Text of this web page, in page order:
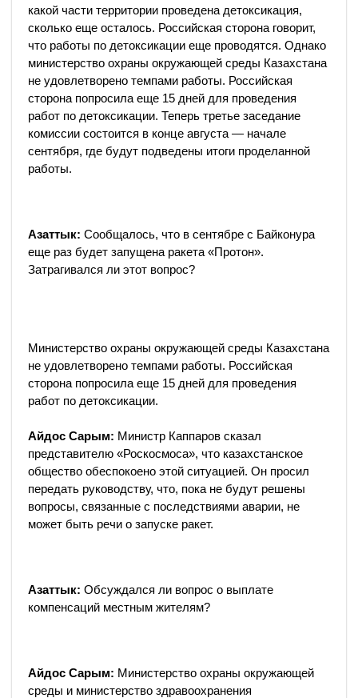
какой части территории проведена детоксикация,
сколько еще осталось. Российская сторона говорит,
что работы по детоксикации еще проводятся. Однако
министерство охраны окружающей среды Казахстана
не удовлетворено темпами работы. Российская
сторона попросила еще 15 дней для проведения
работ по детоксикации. Теперь третье заседание
комиссии состоится в конце августа — начале
сентября, где будут подведены итоги проделанной
работы.
Азаттык: Сообщалось, что в сентябре с Байконура
еще раз будет запущена ракета «Протон».
Затрагивался ли этот вопрос?
Министерство охраны окружающей среды Казахстана
не удовлетворено темпами работы. Российская
сторона попросила еще 15 дней для проведения
работ по детоксикации.
Айдос Сарым: Министр Каппаров сказал
представителю «Роскосмоса», что казахстанское
общество обеспокоено этой ситуацией. Он просил
передать руководству, что, пока не будут решены
вопросы, связанные с последствиями аварии, не
может быть речи о запуске ракет.
Азаттык: Обсуждался ли вопрос о выплате
компенсаций местным жителям?
Айдос Сарым: Министерство охраны окружающей
среды и министерство здравоохранения